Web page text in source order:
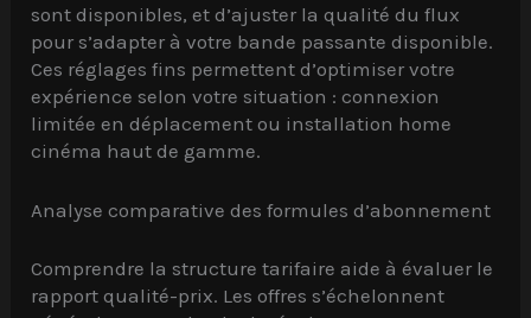
sont disponibles, et d’ajuster la qualité du flux
pour s’adapter à votre bande passante disponible.
Ces réglages fins permettent d’optimiser votre
expérience selon votre situation : connexion
limitée en déplacement ou installation home
cinéma haut de gamme.
Analyse comparative des formules d’abonnement
Comprendre la structure tarifaire aide à évaluer le
rapport qualité-prix. Les offres s’échelonnent